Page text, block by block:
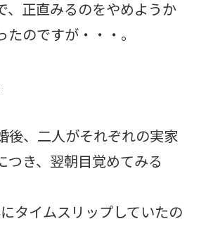
、正直みるのをやめようか
たのですが・・・。
後、二人がそれぞれの実家
つき、翌朝目覚めてみる
タイムスリップしていたの